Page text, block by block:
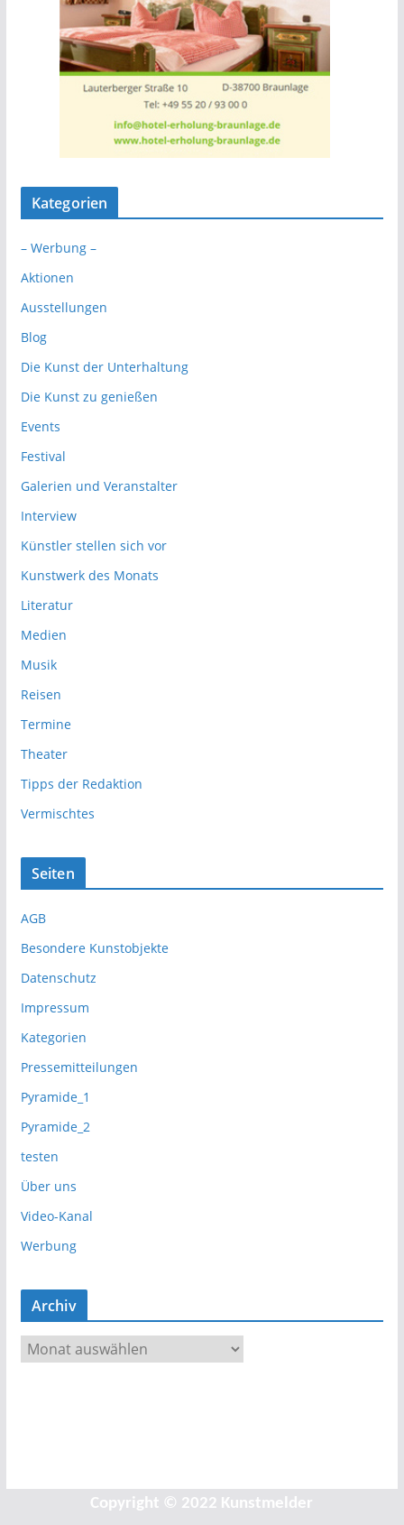
Kategorien
– Werbung –
Aktionen
Ausstellungen
Blog
Die Kunst der Unterhaltung
Die Kunst zu genießen
Events
Festival
Galerien und Veranstalter
Interview
Künstler stellen sich vor
Kunstwerk des Monats
Literatur
Medien
Musik
Reisen
Termine
Theater
Tipps der Redaktion
Vermischtes
Seiten
AGB
Besondere Kunstobjekte
Datenschutz
Impressum
Kategorien
Pressemitteilungen
Pyramide_1
Pyramide_2
testen
Über uns
Video-Kanal
Werbung
Archiv
r
Copyright © 2022 Kunstmelder